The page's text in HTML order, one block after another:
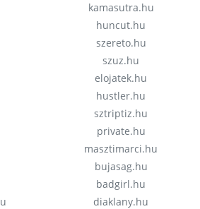
kamasutra.hu
huncut.hu
szereto.hu
szuz.hu
elojatek.hu
hustler.hu
sztriptiz.hu
private.hu
masztimarci.hu
bujasag.hu
badgirl.hu
diaklany.hu